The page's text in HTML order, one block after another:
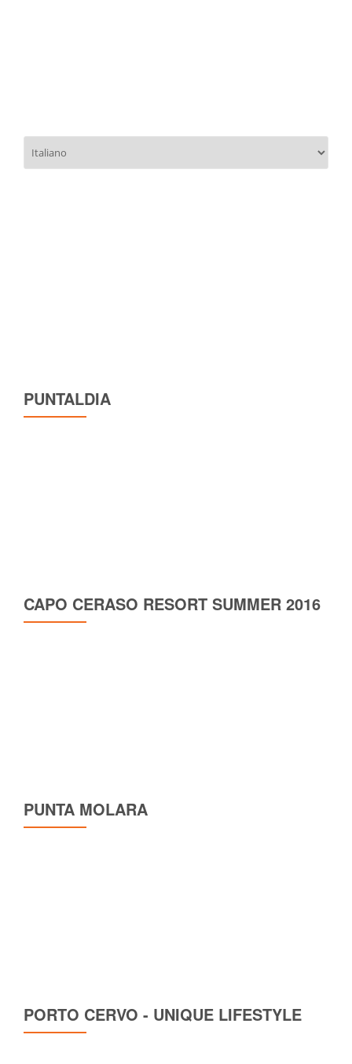
23/11
una
PUNTALDIA
CAPO CERASO RESORT SUMMER 2016
PUNTA MOLARA
PORTO CERVO - UNIQUE LIFESTYLE